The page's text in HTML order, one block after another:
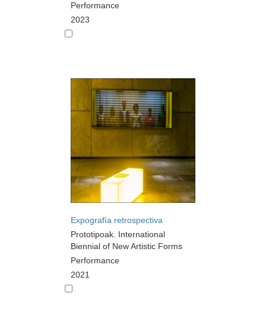
Performance
2023
Expografía retrospectiva
Prototipoak. International
Biennial of New Artistic Forms
Performance
2021